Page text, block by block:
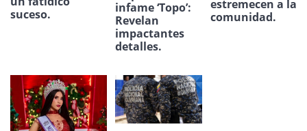
suceso.
infame ‘Topo’:
Revelan
impactantes
detalles.
estremecen a la
comunidad.